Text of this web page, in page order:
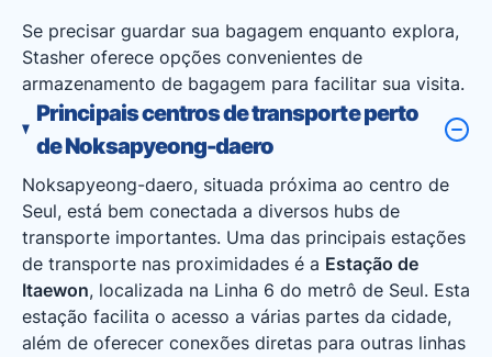
Se precisar guardar sua bagagem enquanto explora,
Stasher oferece opções convenientes de
armazenamento de bagagem para facilitar sua visita.
Principais centros de transporte perto
de Noksapyeong-daero
Noksapyeong-daero, situada próxima ao centro de
Seul, está bem conectada a diversos hubs de
transporte importantes. Uma das principais estações
de transporte nas proximidades é a Estação de
Itaewon, localizada na Linha 6 do metrô de Seul. Esta
estação facilita o acesso a várias partes da cidade,
além de oferecer conexões diretas para outras linhas